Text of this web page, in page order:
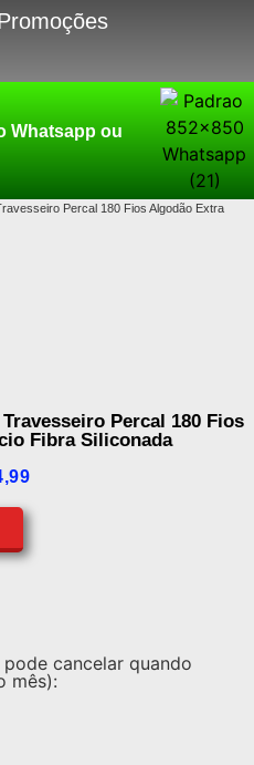
Whatsapp ou
Percal 180 Fios Algodão Extra
Percal 180 Fios
Fibra Siliconada
cancelar quando
mês):